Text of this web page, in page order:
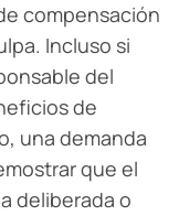
compensación
Incluso si
del
de
una demanda
que el
deliberada o